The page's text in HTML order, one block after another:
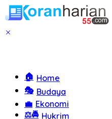
Langsung
ke
konten
🏠 Home
🎭 Budaya
💼 Ekonomi
⚖️🚔 Hukrim